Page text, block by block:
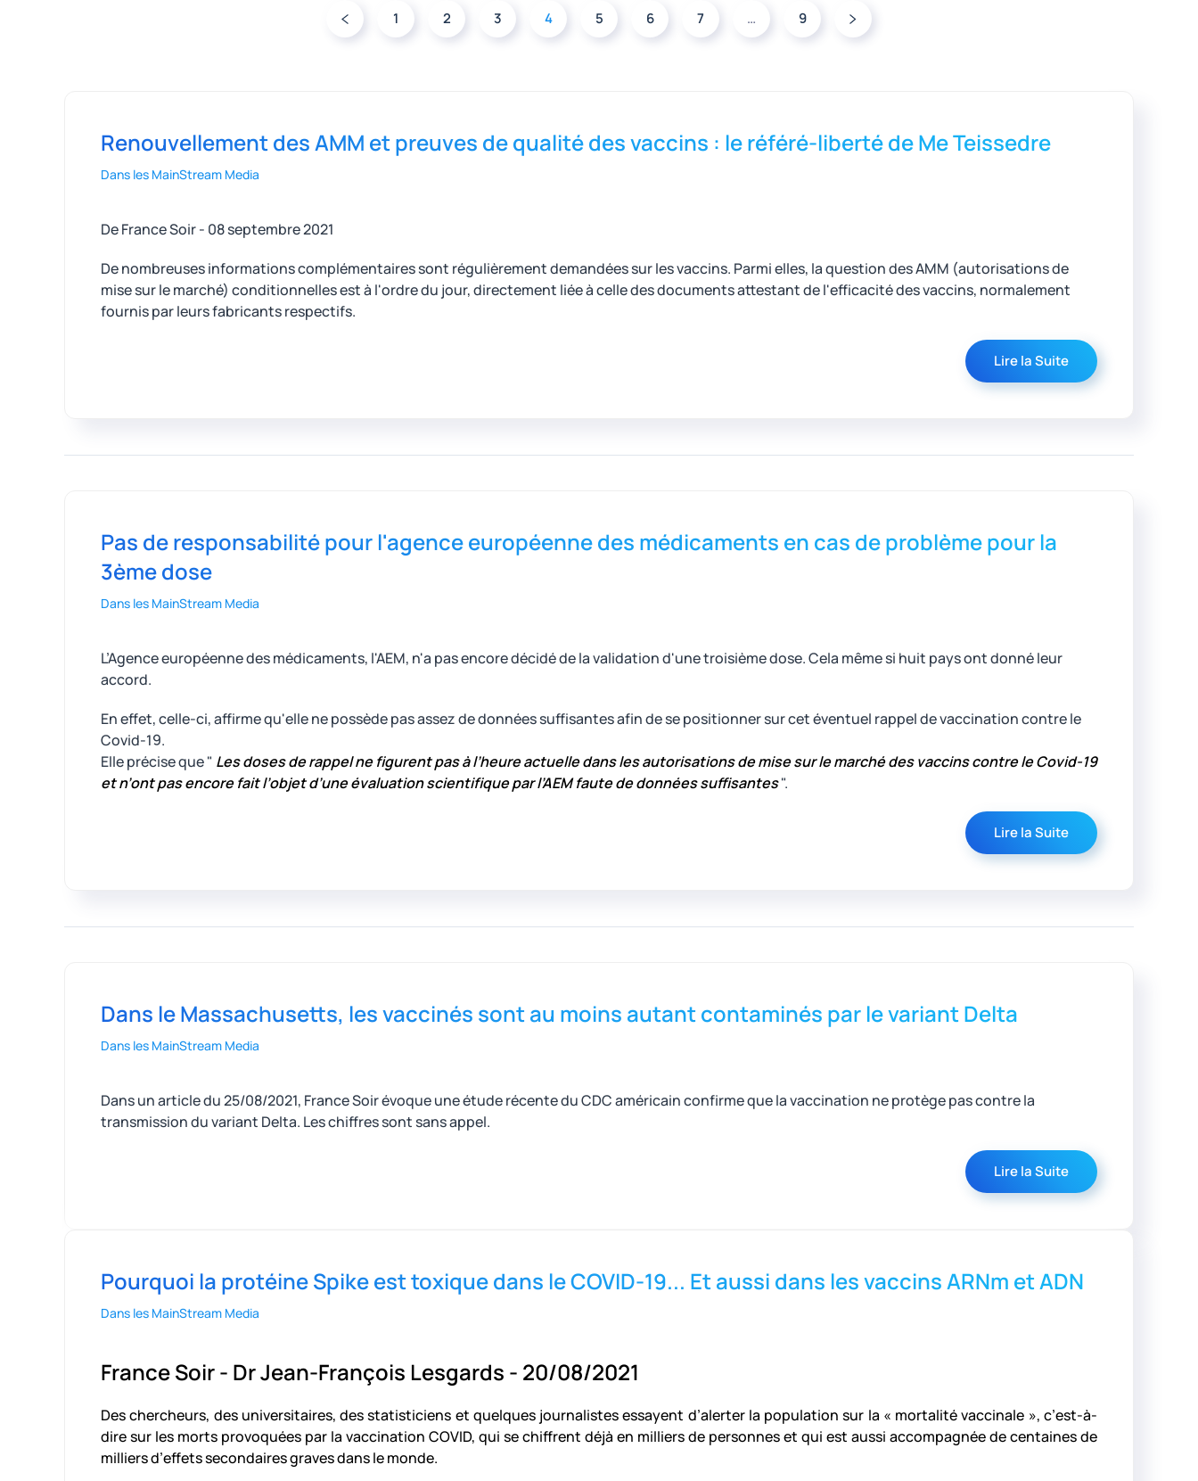
1 2 3 4 5 6 7 … 9
Renouvellement des AMM et preuves de qualité des vaccins : le référé-liberté de Me Teissedre
Dans les MainStream Media
De France Soir - 08 septembre 2021
De nombreuses informations complémentaires sont régulièrement demandées sur les vaccins. Parmi elles, la question des AMM (autorisations de
mise sur le marché) conditionnelles est à l'ordre du jour, directement liée à celle des documents attestant de l'efficacité des vaccins, normalement
fournis par leurs fabricants respectifs.
Lire la Suite
Pas de responsabilité pour l'agence européenne des médicaments en cas de problème pour la
3ème dose
Dans les MainStream Media
L’Agence européenne des médicaments, l'AEM, n'a pas encore décidé de la validation d'une troisième dose. Cela même si huit pays ont donné leur
accord.
En effet, celle-ci, affirme qu'elle ne possède pas assez de données suffisantes afin de se positionner sur cet éventuel rappel de vaccination contre le
Covid-19.
Elle précise que " Les doses de rappel ne figurent pas à l’heure actuelle dans les autorisations de mise sur le marché des vaccins contre le Covid-19
et n’ont pas encore fait l’objet d’une évaluation scientifique par l’AEM faute de données suffisantes".
Lire la Suite
Dans le Massachusetts, les vaccinés sont au moins autant contaminés par le variant Delta
Dans les MainStream Media
Dans un article du 25/08/2021, France Soir évoque une étude récente du CDC américain confirme que la vaccination ne protège pas contre la
transmission du variant Delta. Les chiffres sont sans appel.
Lire la Suite
Pourquoi la protéine Spike est toxique dans le COVID-19... Et aussi dans les vaccins ARNm et ADN
Dans les MainStream Media
France Soir - Dr Jean-François Lesgards - 20/08/2021
Des chercheurs, des universitaires, des statisticiens et quelques journalistes essayent d’alerter la population sur la « mortalité vaccinale », c’est-à-
dire sur les morts provoquées par la vaccination COVID, qui se chiffrent déjà en milliers de personnes et qui est aussi accompagnée de centaines de
milliers d’effets secondaires graves dans le monde.